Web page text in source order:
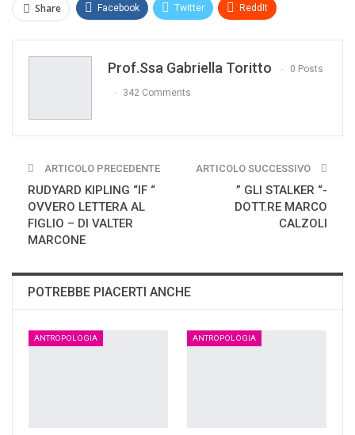
Share Facebook Twitter ReddIt
Prof.ssa Gabriella Toritto 0 Posts
342 Comments
ARTICOLO PRECEDENTE
RUDYARD KIPLING “IF “
OVVERO LETTERA AL
FIGLIO – DI VALTER
MARCONE
ARTICOLO SUCCESSIVO
” GLI STALKER “-
DOTT.RE MARCO
CALZOLI
POTREBBE PIACERTI ANCHE
ANTROPOLOGIA ANTROPOLOGIA